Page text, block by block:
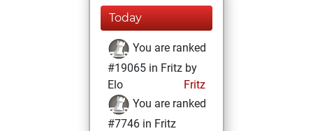
Today
You are ranked
#19065 in Fritz by
Elo
Fritz
You are ranked
#7746 in Fritz